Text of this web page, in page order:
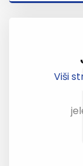
Viši